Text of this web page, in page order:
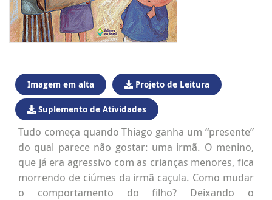
Imagem em alta Projeto de Leitura
Suplemento de Atividades
Tudo começa quando Thiago ganha um “presente”
do qual parece não gostar: uma irmã. O menino,
que já era agressivo com as crianças menores, fica
morrendo de ciúmes da irmã caçula. Como mudar
o comportamento do filho? Deixando o